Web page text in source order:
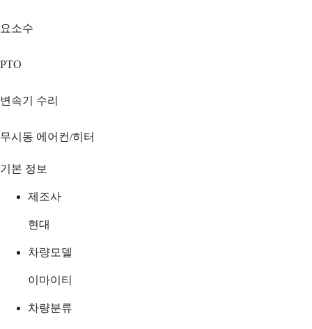
요소수
PTO
변속기 수리
무시동 에어컨/히터
기본 정보
제조사
현대
차량모델
이마이티
차량분류